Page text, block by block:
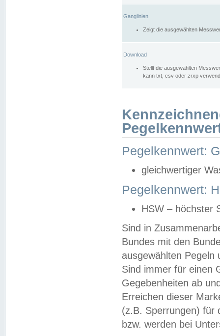
Ganglinien
Zeigt die ausgewählten
Download
Stellt die ausgewählten
kann txt, csv oder zrxp
Pegelkennwert:
gleichwertiger
Pegelkennwert:
HSW – höchster
Sind in
Bundes mit den
ausgewählten
Sind immer für einen
Gegebenheiten ab
Erreichen dieser
(z.B. Sperrungen) für
bzw. werden bei